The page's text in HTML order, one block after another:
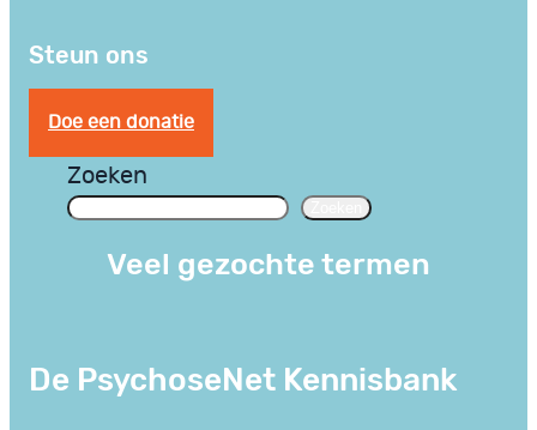
Steun ons
Doe een donatie
Zoeken
Veel gezochte termen
De PsychoseNet Kennisbank